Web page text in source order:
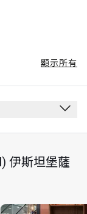
顯示所有
伊斯坦堡薩